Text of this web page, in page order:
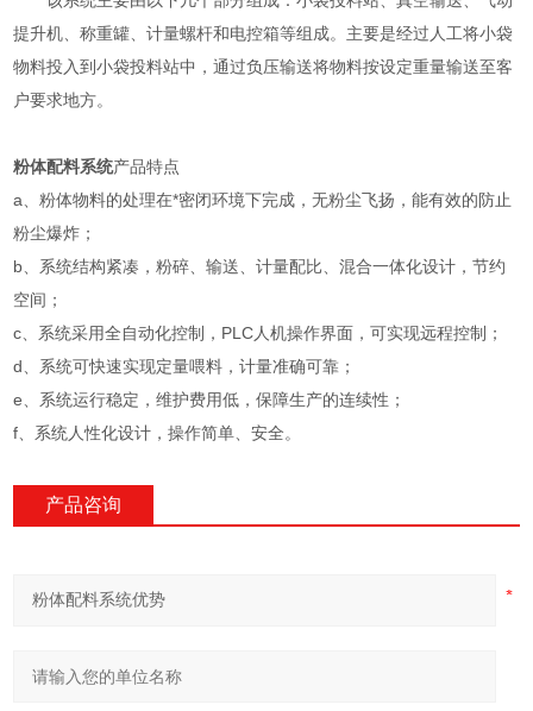
提升机、称重罐、计量螺杆和电控箱等组成。主要是经过人工将小袋
物料投入到小袋投料站中，通过负压输送将物料按设定重量输送至客
户要求地方。
粉体配料系统产品特点
a、粉体物料的处理在*密闭环境下完成，无粉尘飞扬，能有效的防止
粉尘爆炸；
b、系统结构紧凑，粉碎、输送、计量配比、混合一体化设计，节约
空间；
c、系统采用全自动化控制，PLC人机操作界面，可实现远程控制；
d、系统可快速实现定量喂料，计量准确可靠；
e、系统运行稳定，维护费用低，保障生产的连续性；
f、系统人性化设计，操作简单、安全。
产品咨询